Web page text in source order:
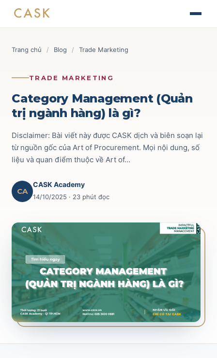
The Journey of Brand Building
Thiết kế chiến lược & kế hoạch Marketing
Tài chính ứng dụng cho quản lý thương mại
Lập kế hoạch kinh doanh hàng năm
TRADE & CHANNEL
Impactful Trade Marketing Management
Thiết kế chiến lược & kế hoạch Trade Marketing
Data-driven Trade Marketing Excellence
Route To Market Strategy
SALES & DISTRIBUTION
Modern Trade Key Account Management
Quản trị khách hàng trọng điểm kênh hiện đại
Design Winning Ecommerce Channel
Chiến lược kênh thương mại điện tử
LỊCH HỌC
Route to Market 52
Ecommerce 69
Commercial Finance
Key Account
Liên hệ
Trang chủ / Blog / Trade Marketing
TRADE MARKETING
Category Management (Quản
trị ngành hàng) là gì?
Disclaimer: Bài viết này được CASK dịch và biên soạn lại
từ nguồn gốc của Art of Procurement. Mọi nội dung, số
liệu và quan điểm thuộc về Art of…
CA
CASK Academy
14/10/2025 · 23 phút đọc